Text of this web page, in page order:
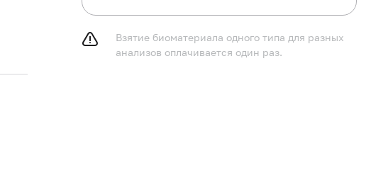
Взятие биоматериала одного типа для разных
анализов оплачивается один раз.